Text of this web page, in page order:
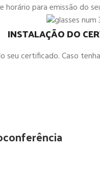
para emissão do
INSTALAÇÃO DO
seu certificado. Caso